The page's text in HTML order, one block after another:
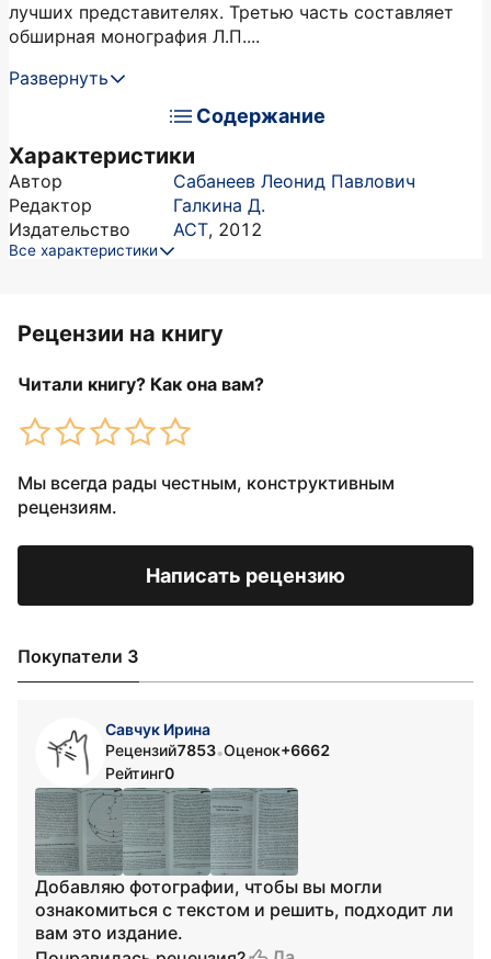
лучших представителях. Третью часть составляет
обширная монография Л.П....
Развернуть
Содержание
Характеристики
Автор
Сабанеев Леонид Павлович
Редактор
Галкина Д.
Издательство
АСТ, 2012
Все характеристики
Рецензии на книгу
Читали книгу? Как она вам?
Мы всегда рады честным, конструктивным
рецензиям.
Написать рецензию
Покупатели 3
Савчук Ирина
Рецензий7853•Оценок+6662
Рейтинг0
Добавляю фотографии, чтобы вы могли
ознакомиться с текстом и решить, подходит ли
вам это издание.